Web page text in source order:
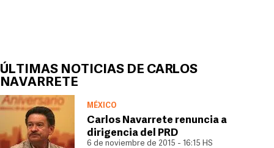
ÚLTIMAS NOTICIAS DE CARLOS
NAVARRETE
MÉXICO
Carlos Navarrete renuncia a
dirigencia del PRD
6 de noviembre de 2015 - 16:15 HS